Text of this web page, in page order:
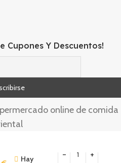
Cupones Y Descuentos!
online de comida
Hay